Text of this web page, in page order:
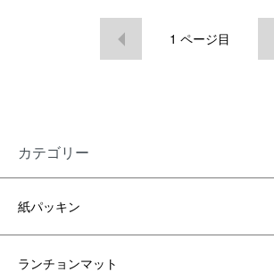
1 ページ目
カテゴリー
紙パッキン
ランチョンマット